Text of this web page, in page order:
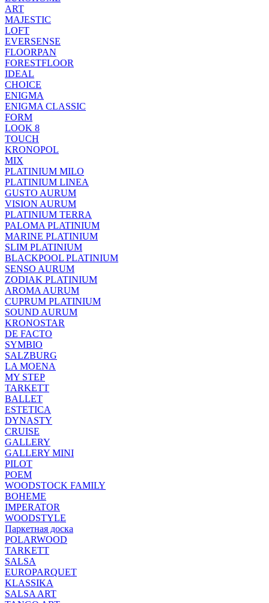
ART
MAJESTIC
LOFT
EVERSENSE
FLOORPAN
FORESTFLOOR
IDEAL
CHOICE
ENIGMA
ENIGMA CLASSIC
FORM
LOOK 8
TOUCH
KRONOPOL
MIX
PLATINIUM MILO
PLATINIUM LINEA
GUSTO AURUM
VISION AURUM
PLATINIUM TERRA
PALOMA PLATINIUM
MARINE PLATINIUM
SLIM PLATINIUM
BLACKPOOL PLATINIUM
SENSO AURUM
ZODIAK PLATINIUM
AROMA AURUM
CUPRUM PLATINIUM
SOUND AURUM
KRONOSTAR
DE FACTO
SYMBIO
SALZBURG
LA MOENA
MY STEP
TARKETT
BALLET
ESTETICA
DYNASTY
CRUISE
GALLERY
GALLERY MINI
PILOT
POEM
WOODSTOCK FAMILY
BOHEME
IMPERATOR
WOODSTYLE
Паркетная доска
POLARWOOD
TARKETT
SALSA
EUROPARQUET
KLASSIKA
SALSA ART